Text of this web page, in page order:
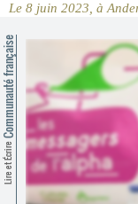
Le 8 juin 2023, à
Lire et Écrire
Communauté française